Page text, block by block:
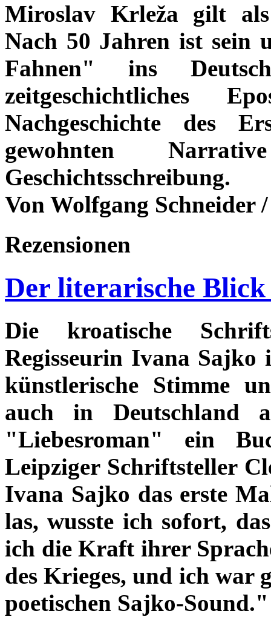
Miroslav Krleža gilt
Nach 50 Jahren ist sein
Fahnen" ins
Nachgeschichte des
gewohnten
Geschichtsschreibung.
Von Wolfgang Schneider
Rezensionen
Der literarische Blick
Die kroatische
Regisseurin Ivana
künstlerische Stimme
auch in Deutschland
"Liebesroman" ein
Leipziger Schriftsteller
Ivana Sajko das erste
las, wusste ich sofort,
ich die Kraft ihrer
des Krieges, und ich war
poetischen Sajko-Sound."